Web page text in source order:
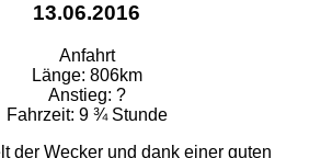
13.06.2016
Anfahrt
Länge: 806km
Anstieg: ?
Fahrzeit: 9 ¾ Stunde
der Wecker und dank einer guten